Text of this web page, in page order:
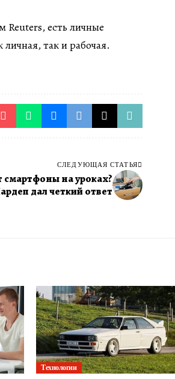
есть личные
так и рабочая.
СЛЕДУЮЩАЯ СТАТЬЯ
смартфоны на уроках?
дал четкий ответ
Технологии